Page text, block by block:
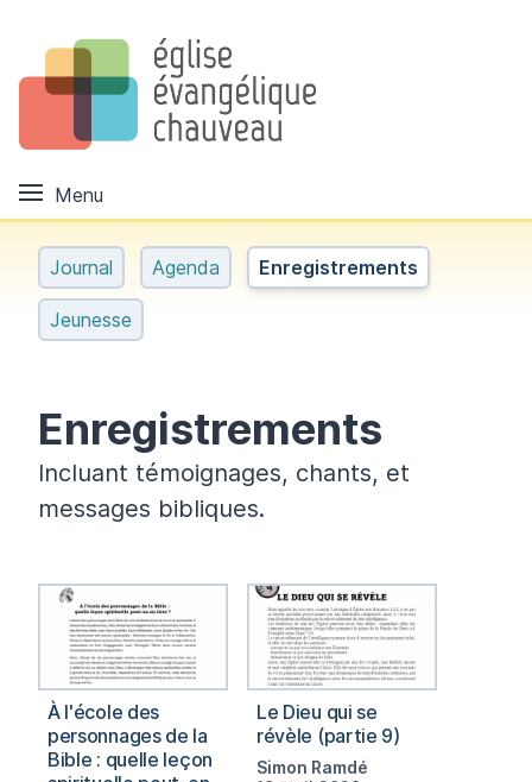
Menu
Journal Agenda Enregistrements
Jeunesse
Enregistrements
Incluant témoignages, chants, et
messages bibliques.
À l'école des
personnages de la
Bible : quelle leçon
Le Dieu qui se
révèle (partie 9)
Simon Ramdé